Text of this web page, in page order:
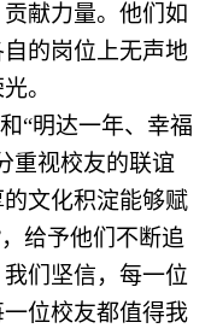
贡献力量。他们如
的岗位上无声地
。
“明达一年、幸福
重视校友的联谊
文化积淀能够赋
给予他们不断追
们坚信，每一位
位校友都值得我